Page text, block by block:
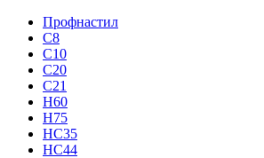
Профнастил
С8
С10
С20
С21
H60
H75
HС35
НС44